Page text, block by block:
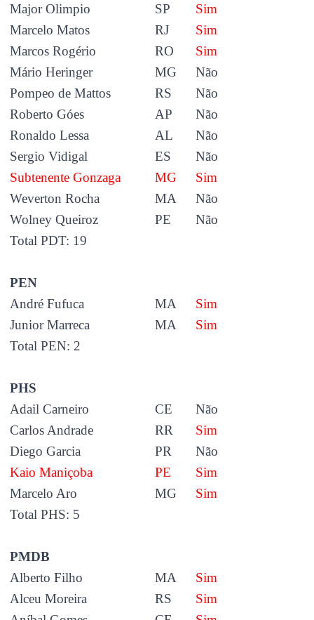
Major Olimpio
SP
Sim
Marcelo Matos
RJ
Sim
Marcos Rogério
RO
Sim
Mário Heringer
MG
Não
Pompeo de Mattos
RS
Não
Roberto Góes
AP
Não
Ronaldo Lessa
AL
Não
Sergio Vidigal
ES
Não
Subtenente Gonzaga
MG
Sim
Weverton Rocha
MA
Não
Wolney Queiroz
PE
Não
Total PDT: 19
PEN
André Fufuca
MA
Sim
Junior Marreca
MA
Sim
Total PEN: 2
PHS
Adail Carneiro
CE
Não
Carlos Andrade
RR
Sim
Diego Garcia
PR
Não
Kaio Maniçoba
PE
Sim
Marcelo Aro
MG
Sim
Total PHS: 5
PMDB
Alberto Filho
MA
Sim
Alceu Moreira
RS
Sim